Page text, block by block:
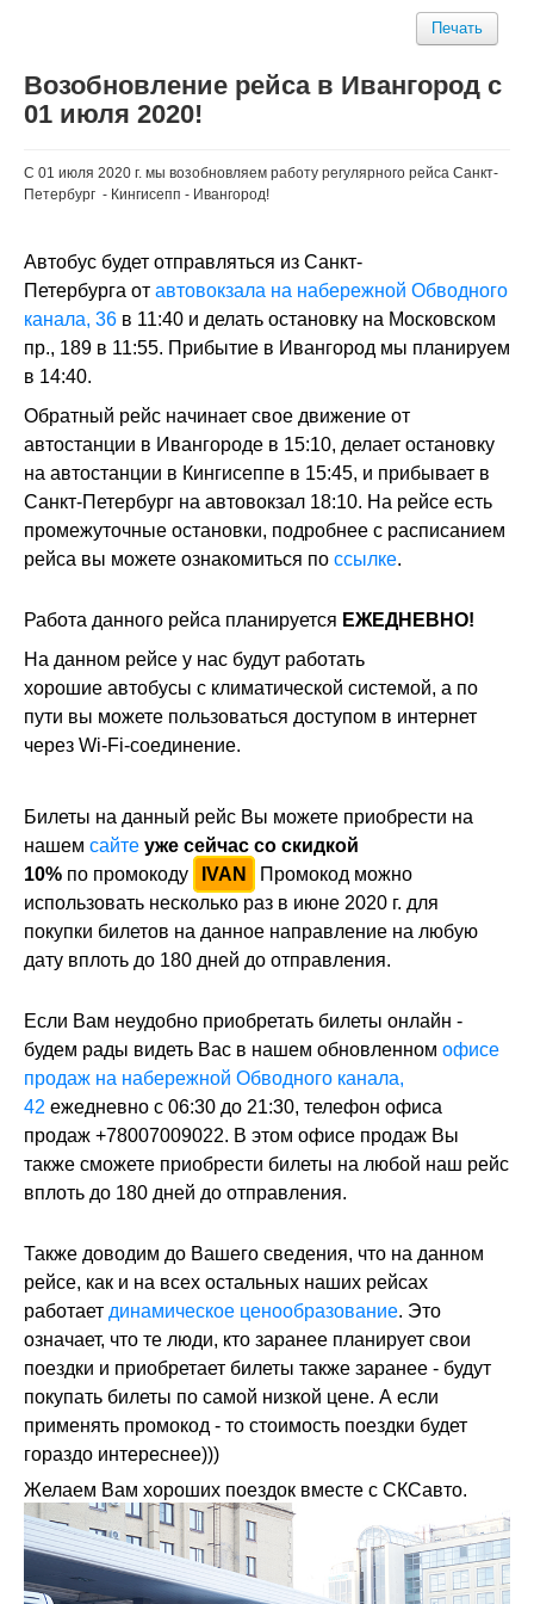
Печать
Возобновление рейса в Ивангород с
01 июля 2020!
С 01 июля 2020 г. мы возобновляем работу регулярного рейса Санкт-
Петербург - Кингисепп - Ивангород!
Автобус будет отправляться из Санкт-
Петербурга от автовокзала на набережной Обводного
канала, 36 в 11:40 и делать остановку на Московском
пр., 189 в 11:55. Прибытие в Ивангород мы планируем
в 14:40.
Обратный рейс начинает свое движение от
автостанции в Ивангороде в 15:10, делает остановку
на автостанции в Кингисеппе в 15:45, и прибывает в
Санкт-Петербург на автовокзал 18:10. На рейсе есть
промежуточные остановки, подробнее с расписанием
рейса вы можете ознакомиться по ссылке.
Работа данного рейса планируется ЕЖЕДНЕВНО!
На данном рейсе у нас будут работать
хорошие автобусы с климатической системой, а по
пути вы можете пользоваться доступом в интернет
через Wi-Fi-соединение.
Билеты на данный рейс Вы можете приобрести на
нашем сайте уже сейчас со скидкой
10% по промокоду IVAN
Промокод можно
использовать несколько раз в июне 2020 г. для
покупки билетов на данное направление на любую
дату вплоть до 180 дней до отправления.
Если Вам неудобно приобретать билеты онлайн -
будем рады видеть Вас в нашем обновленном офисе
продаж на набережной Обводного канала,
42 ежедневно с 06:30 до 21:30, телефон офиса
продаж +78007009022. В этом офисе продаж Вы
также сможете приобрести билеты на любой наш рейс
вплоть до 180 дней до отправления.
Также доводим до Вашего сведения, что на данном
рейсе, как и на всех остальных наших рейсах
работает динамическое ценообразование. Это
означает, что те люди, кто заранее планирует свои
поездки и приобретает билеты также заранее - будут
покупать билеты по самой низкой цене. А если
применять промокод - то стоимость поездки будет
гораздо интереснее)))
Желаем Вам хороших поездок вместе с СКСавто.